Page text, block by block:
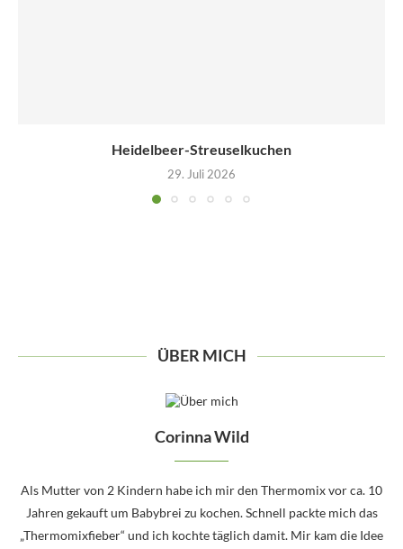
Heidelbeer-Streuselkuchen
29. Juli 2026
ÜBER MICH
Corinna Wild
Als Mutter von 2 Kindern habe ich mir den Thermomix vor ca. 10
Jahren gekauft um Babybrei zu kochen. Schnell packte mich das
„Thermomixfieber“ und ich kochte täglich damit. Mir kam die Idee